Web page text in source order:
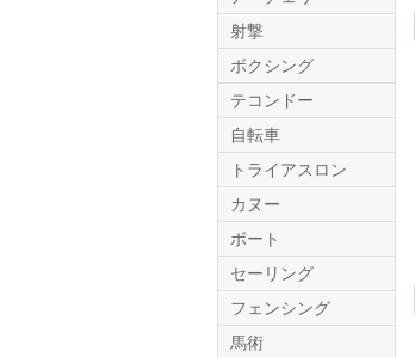
射撃
ボクシング
テコンドー
自転車
トライアスロン
カヌー
ボート
セーリング
フェンシング
馬術